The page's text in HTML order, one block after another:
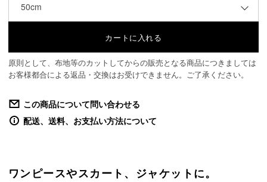
50cm
原則として、布地等のカットしてからの販売となる商品につきましては
お客様都合による返品・交換はお受けできません。ご了承ください。
この商品について問い合わせる
配送、送料、お支払い方法について
ワンピースやスカート、ジャケットに。